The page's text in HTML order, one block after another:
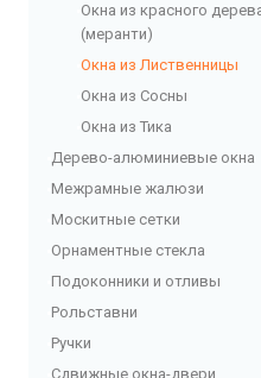
Окна из красного
(меранти)
Окна из Лиственницы
Окна из Сосны
Окна из Тика
Дерево-алюминиевые окна
Межрамные жалюзи
Москитные сетки
Орнаментные стекла
Подоконники и отливы
Рольставни
Ручки
Сдвижные окна-двери